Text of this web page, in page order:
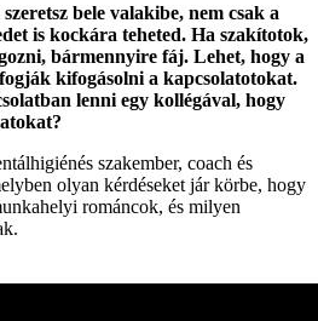
bele valakibe, nem csak a
is kockára teheted. Ha szakítotok,
bármennyire fáj. Lehet, hogy a
kifogásolni a kapcsolatotokat.
lenni egy kollégával, hogy
szakember, coach és
olyan kérdéseket jár körbe, hogy
románcok, és milyen